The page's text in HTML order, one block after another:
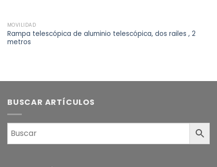
MOVILIDAD
Rampa telescópica de aluminio telescópica, dos railes , 2
metros
BUSCAR ARTÍCULOS